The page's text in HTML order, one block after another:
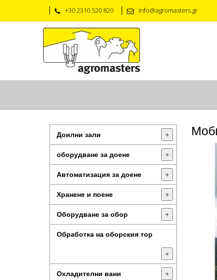
+30 2310 520 820 info@agromasters.gr
Доилни зали +
оборудване за доене +
Автоматизация за доене +
Хранене и поене +
Оборудване за обор +
Обработка на оборския тор
+
Охладителни вани +